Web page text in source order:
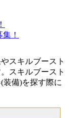
！
スキルブースト
スキルブースト
装備)を探す際に